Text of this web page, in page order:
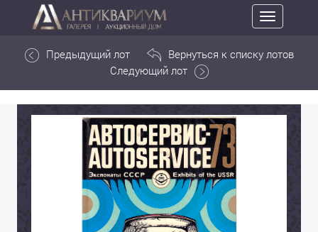
Toggle
navigation
Предыдущий лот
Вернуться к списку лотов
Следующий лот